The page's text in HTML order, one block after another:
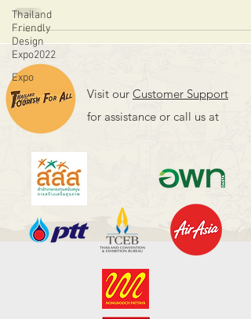
Thailand
Friendly
Design
Expo2022
Expo
Event
Visit our Customer Support
for assistance or call us at